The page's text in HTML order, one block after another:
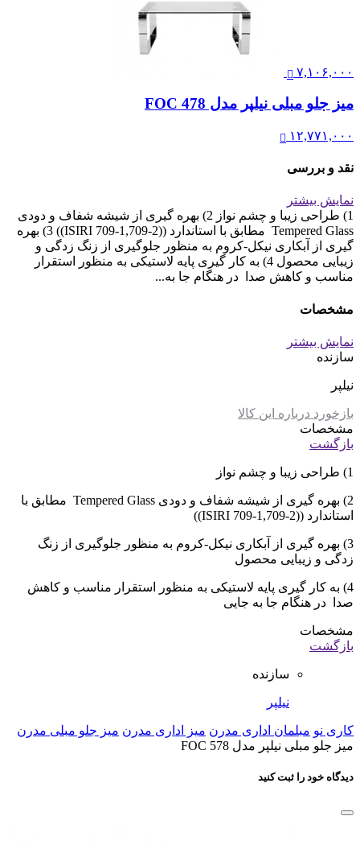
۷,۱۰۶,۰۰۰
میز جلو مبلی نیلپر مدل FOC 478
۱۲,۷۷۱,۰۰۰
نقد و بررسی
نمایش بیشتر
1) طراحی زیبا و چشم نواز 2) بهره گیری از شیشه شفاف و دودی
Tempered Glass مطابق با استاندارد ((ISIRI 709-1,709-2)) 3) بهره
گیری از آبکاری نیکل-کروم به منظور جلوگیری از زنگ زدگی و
زیبایی محصول 4) به کار گیری پایه لاستیکی به منظور استقرار
مناسب و کاهش صدا در هنگام جا به...
مشخصات
نمایش بیشتر
سازنده
نیلپر
بازخورد درباره این کالا
مشخصات
بازگشت
1) طراحی زیبا و چشم نواز
2) بهره گیری از شیشه شفاف و دودی Tempered Glass مطابق با
استاندارد ((ISIRI 709-1,709-2))
3) بهره گیری از آبکاری نیکل-کروم به منظور جلوگیری از زنگ
زدگی و زیبایی محصول
4) به کار گیری پایه لاستیکی به منظور استقرار مناسب و کاهش
صدا در هنگام جا به جایی
مشخصات
بازگشت
سازنده
نیلپر
کاری نو مبلمان اداری مدرن میز اداری مدرن میز جلو مبلی مدرن
میز جلو مبلی نیلپر مدل FOC 578
دیدگاه خود را ثبت کنید